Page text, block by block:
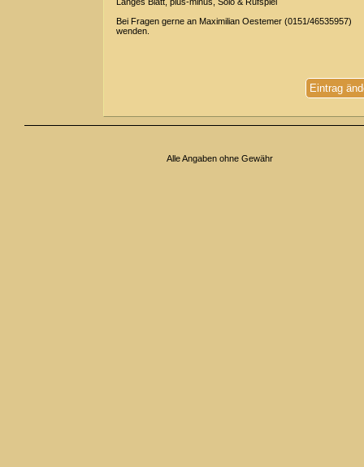
Bei Fragen gerne an Maximilian Oestemer (0151/46535957)
wenden.
Eintrag
Alle Angaben ohne Gewähr